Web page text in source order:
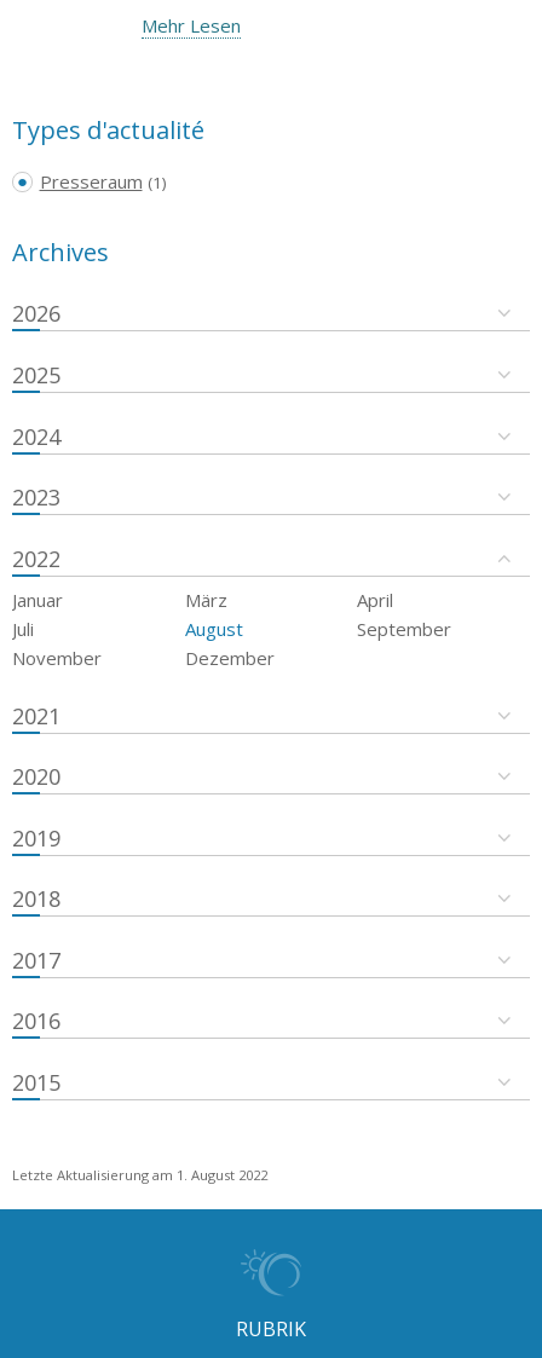
Mehr Lesen
Types d'actualité
Presseraum (1)
Archives
2026
2025
2024
2023
2022
Januar März
April
Juli
August
September
November
Dezember
2021
2020
2019
2018
2017
2016
2015
Letzte Aktualisierung am 1. August 2022
RUBRIK